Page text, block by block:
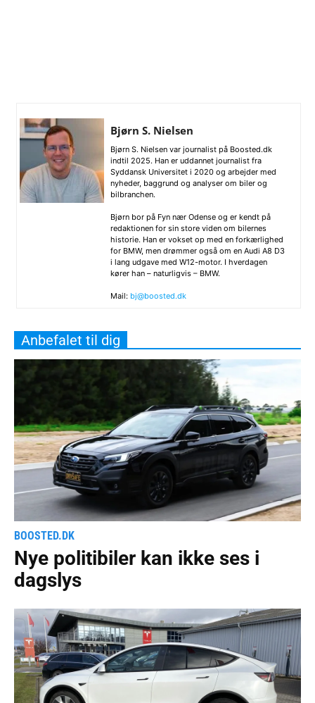
Bjørn S. Nielsen
Bjørn S. Nielsen var journalist på Boosted.dk
indtil 2025. Han er uddannet journalist fra
Syddansk Universitet i 2020 og arbejder med
nyheder, baggrund og analyser om biler og
bilbranchen.
Bjørn bor på Fyn nær Odense og er kendt på
redaktionen for sin store viden om bilernes
historie. Han er vokset op med en forkærlighed
for BMW, men drømmer også om en Audi A8 D3
i lang udgave med W12-motor. I hverdagen
kører han – naturligvis – BMW.
Mail: bj@boosted.dk